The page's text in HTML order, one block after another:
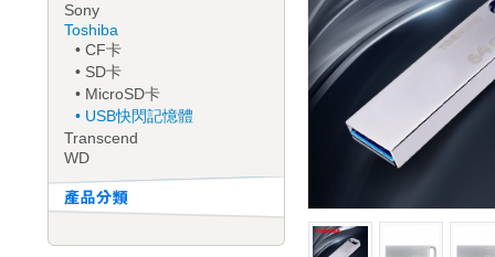
Sony
Toshiba
• CF卡
• SD卡
• MicroSD卡
• USB快閃記憶體
Transcend
WD